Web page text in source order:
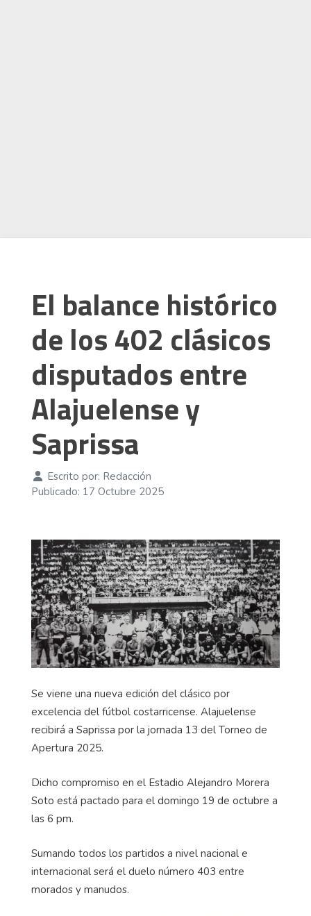
El balance histórico
de los 402 clásicos
disputados entre
Alajuelense y
Saprissa
Escrito por: Redacción
Publicado: 17 Octubre 2025
Se viene una nueva edición del clásico por
excelencia del fútbol costarricense. Alajuelense
recibirá a Saprissa por la jornada 13 del Torneo de
Apertura 2025.
Dicho compromiso en el Estadio Alejandro Morera
Soto está pactado para el domingo 19 de octubre a
las 6 pm.
Sumando todos los partidos a nivel nacional e
internacional será el duelo número 403 entre
morados y manudos.